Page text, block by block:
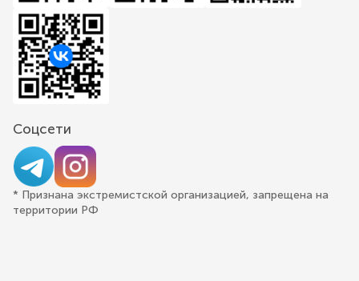
Соцсети
* Признана экстремистской организацией, запрещена на
территории РФ